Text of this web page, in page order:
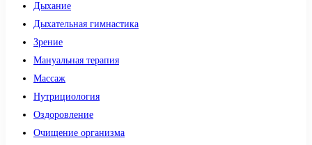
Дыхание
Дыхательная гимнастика
Зрение
Мануальная терапия
Массаж
Нутрициология
Оздоровление
Очищение организма